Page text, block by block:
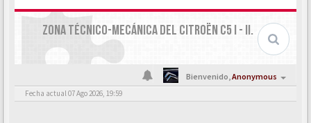
ZONA TÉCNICO-MECÁNICA DEL CITROËN C5 I - II.
Bienvenido,Anonymous
Fecha actual 07 Ago 2026, 19:59